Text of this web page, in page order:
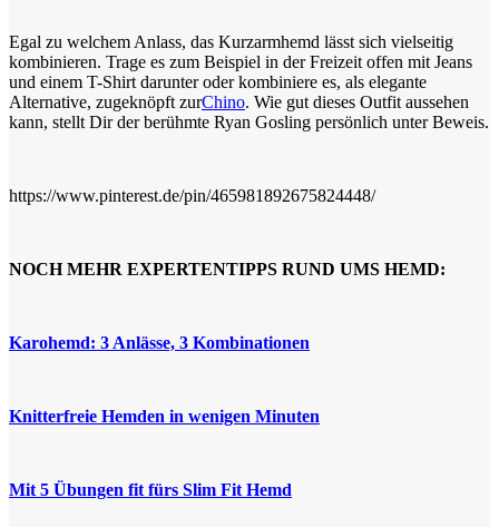
Egal zu welchem Anlass, das Kurzarmhemd lässt sich vielseitig
kombinieren. Trage es zum Beispiel in der Freizeit offen mit Jeans
und einem T-Shirt darunter oder kombiniere es, als elegante
Alternative, zugeknöpft zurChino. Wie gut dieses Outfit aussehen
kann, stellt Dir der berühmte Ryan Gosling persönlich unter Beweis.
https://www.pinterest.de/pin/465981892675824448/
NOCH MEHR EXPERTENTIPPS RUND UMS HEMD:
Karohemd: 3 Anlässe, 3 Kombinationen
Knitterfreie Hemden in wenigen Minuten
Mit 5 Übungen fit fürs Slim Fit Hemd